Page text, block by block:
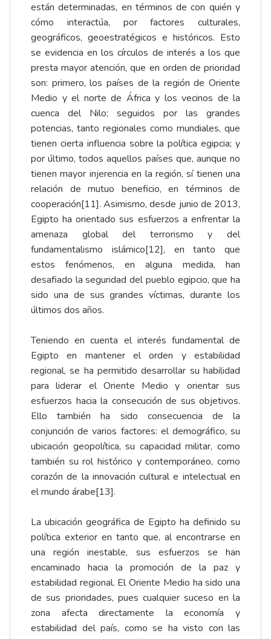
están determinadas, en términos de con quién y
cómo interactúa, por factores culturales,
geográficos, geoestratégicos e históricos. Esto
se evidencia en los círculos de interés a los que
presta mayor atención, que en orden de prioridad
son: primero, los países de la región de Oriente
Medio y el norte de África y los vecinos de la
cuenca del Nilo; seguidos por las grandes
potencias, tanto regionales como mundiales, que
tienen cierta influencia sobre la política egipcia; y
por último, todos aquellos países que, aunque no
tienen mayor injerencia en la región, sí tienen una
relación de mutuo beneficio, en términos de
cooperación[11]. Asimismo, desde junio de 2013,
Egipto ha orientado sus esfuerzos a enfrentar la
amenaza global del terrorismo y del
fundamentalismo islámico[12], en tanto que
estos fenómenos, en alguna medida, han
desafiado la seguridad del pueblo egipcio, que ha
sido una de sus grandes víctimas, durante los
últimos dos años.
Teniendo en cuenta el interés fundamental de
Egipto en mantener el orden y estabilidad
regional, se ha permitido desarrollar su habilidad
para liderar el Oriente Medio y orientar sus
esfuerzos hacia la consecución de sus objetivos.
Ello también ha sido consecuencia de la
conjunción de varios factores: el demográfico, su
ubicación geopolítica, su capacidad militar, como
también su rol histórico y contemporáneo, como
corazón de la innovación cultural e intelectual en
el mundo árabe[13].
La ubicación geográfica de Egipto ha definido su
política exterior en tanto que, al encontrarse en
una región inestable, sus esfuerzos se han
encaminado hacia la promoción de la paz y
estabilidad regional. El Oriente Medio ha sido una
de sus prioridades, pues cualquier suceso en la
zona afecta directamente la economía y
estabilidad del país, como se ha visto con las